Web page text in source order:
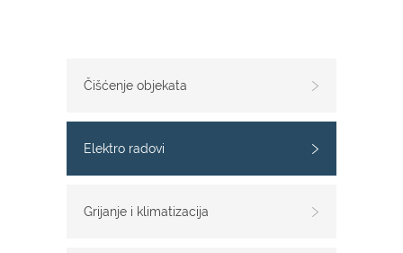
Čišćenje objekata
Elektro radovi
Grijanje i klimatizacija